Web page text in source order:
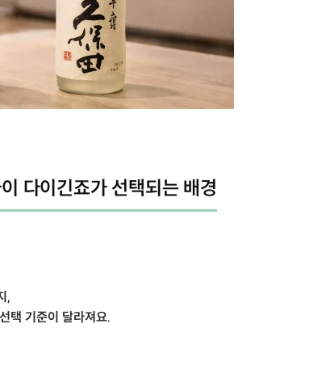
다이긴죠가 선택되는 배경
,
택 기준이 달라져요.